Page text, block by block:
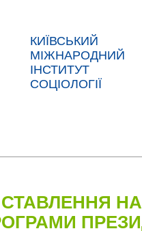
КИЇВСЬКИЙ
МІЖНАРОДНИЙ
ІНСТИТУТ
СОЦІОЛОГІЇ
СТАВЛЕННЯ